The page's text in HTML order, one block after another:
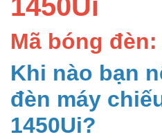
Mã bóng đèn:
Khi nào bạn
đèn máy
1450Ui?